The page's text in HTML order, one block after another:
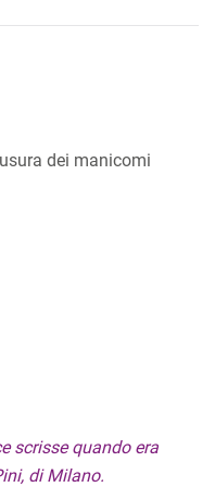
dei manicomi
scrisse quando era
di Milano.